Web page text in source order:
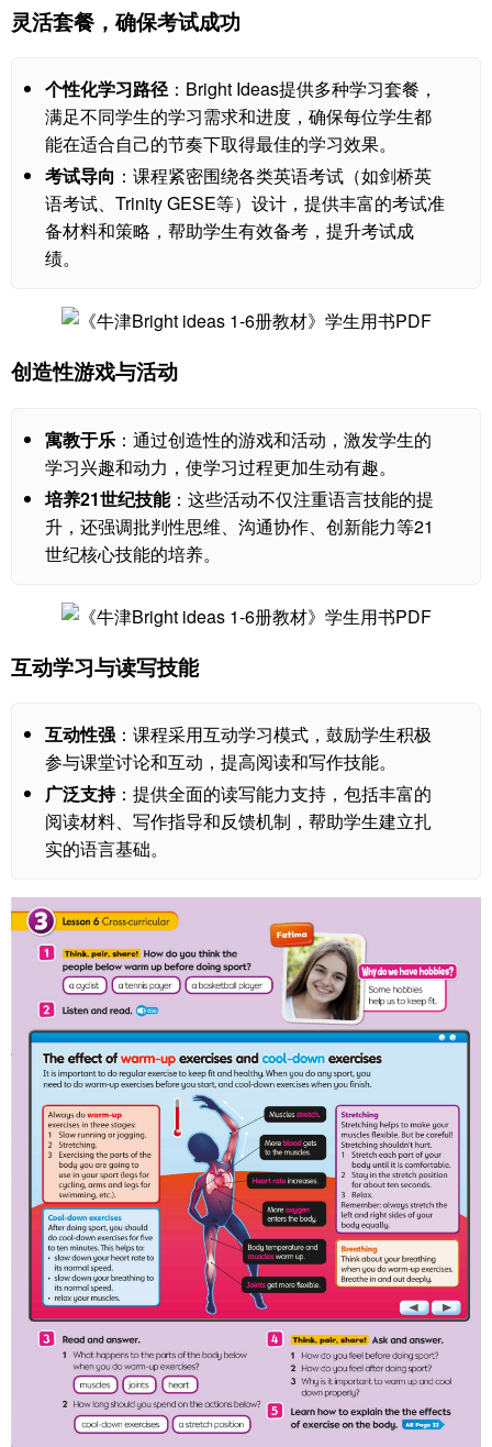
灵活套餐，确保考试成功
个性化学习路径：Bright Ideas提供多种学习套餐，
满足不同学生的学习需求和进度，确保每位学生都
能在适合自己的节奏下取得最佳的学习效果。
考试导向 ：课程紧密围绕各类英语考试（如剑桥英
语考试、Trinity GESE等）设计，提供丰富的考试准
备材料和策略，帮助学生有效备考，提升考试成
绩。
创造性游戏与活动
寓教于乐 ：通过创造性的游戏和活动，激发学生的
学习兴趣和动力，使学习过程更加生动有趣。
培养21世纪技能：这些活动不仅注重语言技能的提
升，还强调批判性思维、沟通协作、创新能力等21
世纪核心技能的培养。
互动学习与读写技能
互动性强 ：课程采用互动学习模式，鼓励学生积极
参与课堂讨论和互动，提高阅读和写作技能。
广泛支持：提供全面的读写能力支持，包括丰富的
阅读材料、写作指导和反馈机制，帮助学生建立扎
实的语言基础。